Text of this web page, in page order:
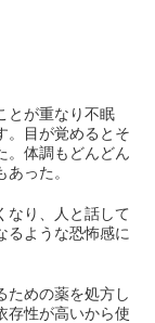
とが重なり不眠
。目が覚めるとそ
。体調もどんどん
った。
なり、人と話して
るような恐怖感に
ための薬を処方し
存性が高いから使